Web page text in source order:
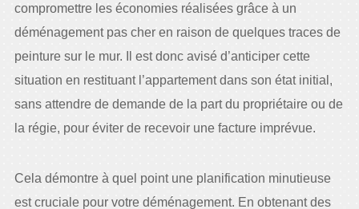
compromettre les économies réalisées grâce à un
déménagement pas cher en raison de quelques traces de
peinture sur le mur. Il est donc avisé d’anticiper cette
situation en restituant l’appartement dans son état initial,
sans attendre de demande de la part du propriétaire ou de
la régie, pour éviter de recevoir une facture imprévue.
Cela démontre à quel point une planification minutieuse
est cruciale pour votre déménagement. En obtenant des